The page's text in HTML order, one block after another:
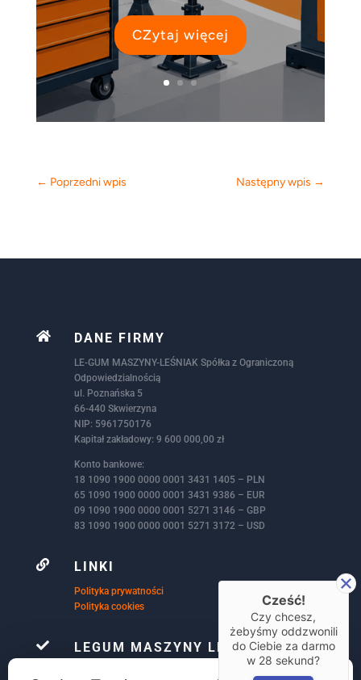
CZytaj więcej
← Poprzedni wpis Następny wpis →
 DANE FIRMY
LE-GUM MASZYNY-LEŚNIAK Spółka z Ograniczoną
Odpowiedzialnością
ul. Poznańska 5
66-440 Skwierzyna
NIP: 5961750176
Kapitał zakładowy: 9 600 000,00 zł
Konto bankowe:
18 1090 1900 0000 0001 3431 1405 – PLN
65 1090 1900 0000 0001 3431 9386 – EUR
09 1090 1900 0000 0001 5271 3146 – GBP
83 1090 1900 0000 0001 5271 3172 – USD
 LINKI
Polityka prywatności
Polityka cookies
 LEGUM MASZYNY LEŚNIAK
Cześć!
Czy chcesz,
żebyśmy oddzwonili
do Ciebie za darmo
w 28 sekund?